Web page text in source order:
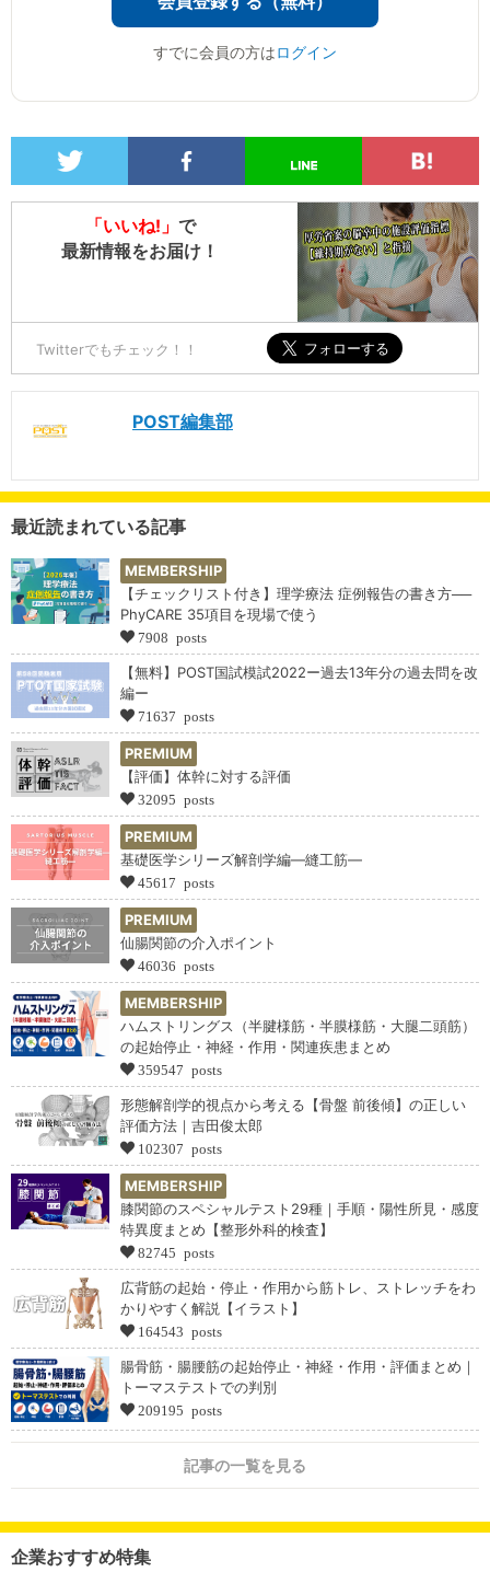
すでに会員の方はログイン
「いいね!」 で
最新情報をお届け！
Twitterでもチェック！！
POST編集部
最近読まれている記事
MEMBERSHIP
【チェックリスト付き】理学療法 症例報告の書き方──
PhyCARE 35項目を現場で使う
7908 posts
【無料】POST国試模試2022ー過去13年分の過去問を改
編ー
71637 posts
PREMIUM
【評価】体幹に対する評価
32095 posts
PREMIUM
基礎医学シリーズ解剖学編―縫工筋―
45617 posts
PREMIUM
仙腸関節の介入ポイント
46036 posts
MEMBERSHIP
ハムストリングス（半腱様筋・半膜様筋・大腿二頭筋）
の起始停止・神経・作用・関連疾患まとめ
359547 posts
形態解剖学的視点から考える【骨盤 前後傾】の正しい
評価方法｜吉田俊太郎
102307 posts
MEMBERSHIP
膝関節のスペシャルテスト29種｜手順・陽性所見・感度
特異度まとめ【整形外科的検査】
82745 posts
広背筋の起始・停止・作用から筋トレ、ストレッチをわ
かりやすく解説【イラスト】
164543 posts
腸骨筋・腸腰筋の起始停止・神経・作用・評価まとめ｜
トーマステストでの判別
209195 posts
記事の一覧を見る
企業おすすめ特集